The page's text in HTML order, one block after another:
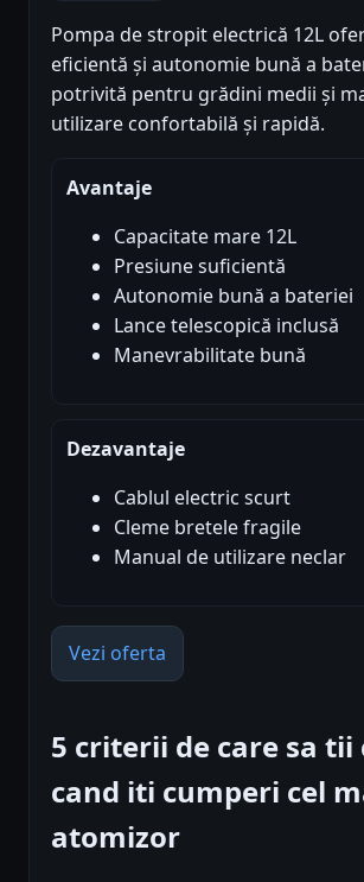
Pompa de stropit electrică 12L
eficientă și autonomie bună a
potrivită pentru grădini medii și
utilizare confortabilă și rapidă.
Avantaje
Capacitate mare 12L
Presiune suficientă
Autonomie bună a bateriei
Lance telescopică inclusă
Manevrabilitate bună
Dezavantaje
Cablul electric scurt
Cleme bretele fragile
Manual de utilizare neclar
Vezi oferta
5 criterii de care sa tii
cand iti cumperi cel
atomizor